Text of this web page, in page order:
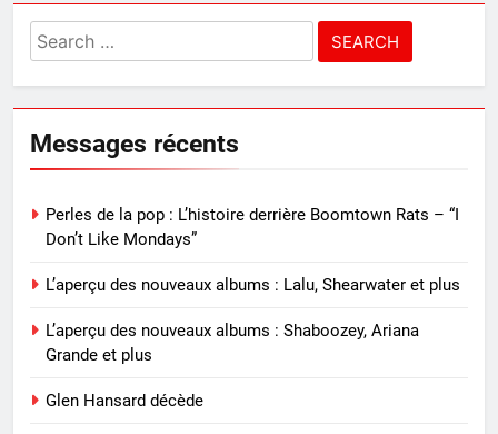
Search
for:
Messages récents
Perles de la pop : L’histoire derrière Boomtown Rats – “I
Don’t Like Mondays”
L’aperçu des nouveaux albums : Lalu, Shearwater et plus
L’aperçu des nouveaux albums : Shaboozey, Ariana
Grande et plus
Glen Hansard décède